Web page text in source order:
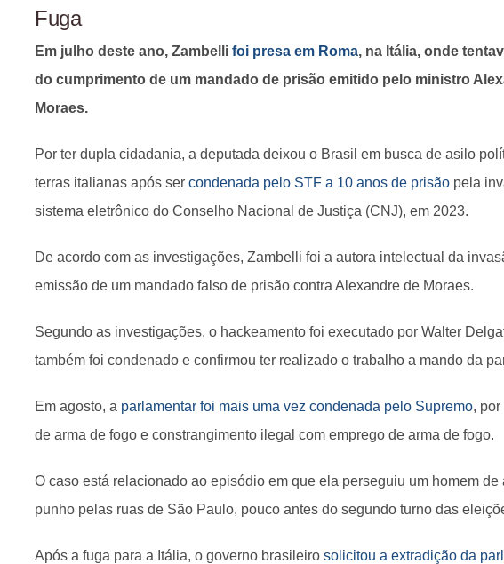
Fuga
Em julho deste ano, Zambelli foi presa em Roma, na Itália, onde
do cumprimento de um mandado de prisão emitido pelo ministro
Moraes.
Por ter dupla cidadania, a deputada deixou o Brasil em busca de asilo
terras italianas após ser condenada pelo STF a 10 anos de prisão pela
sistema eletrônico do Conselho Nacional de Justiça (CNJ), em 2023.
De acordo com as investigações, Zambelli foi a autora intelectual da
emissão de um mandado falso de prisão contra Alexandre de Moraes.
Segundo as investigações, o hackeamento foi executado por Walter
também foi condenado e confirmou ter realizado o trabalho a mando da
Em agosto, a parlamentar foi mais uma vez condenada pelo Supremo, por
de arma de fogo e constrangimento ilegal com emprego de arma de fogo.
O caso está relacionado ao episódio em que ela perseguiu um homem de
punho pelas ruas de São Paulo, pouco antes do segundo turno das
Após a fuga para a Itália, o governo brasileiro solicitou a extradição da